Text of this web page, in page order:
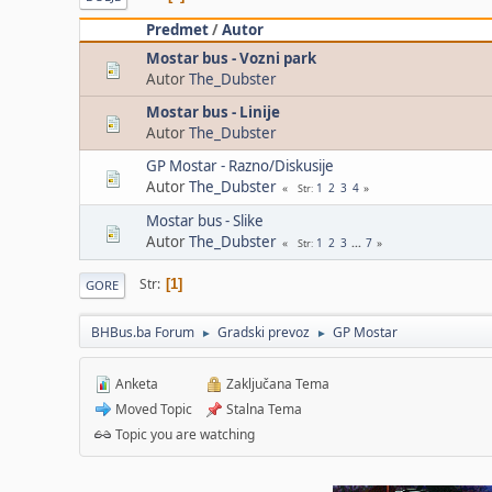
Predmet/Autor
Mostar bus - Vozni park
AutorThe_Dubster
Mostar bus - Linije
AutorThe_Dubster
GP Mostar - Razno/Diskusije
AutorThe_Dubster Str 1 2 3 4
Mostar bus - Slike
AutorThe_Dubster Str 1 2 3 ... 7
GORE Str 1
BHBus.ba Forum ► Gradski prevoz ► GP Mostar
Anketa
Moved Topic
Zaključana Tema
Stalna Tema
Topic you are watching